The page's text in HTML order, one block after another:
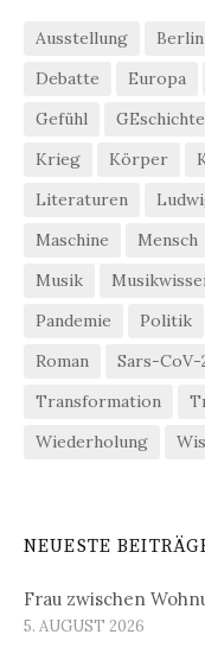
Ausstellung Berlin
Debatte
Europa
Gefühl
GEschichte
Krieg
Körper
Literaturen
Maschine
Mensch
Musik
Pandemie
Politik
Roman
Sars-CoV-
Transformation
Wiederholung
NEUESTE
Frau zwischen
5. AUGUST 2026